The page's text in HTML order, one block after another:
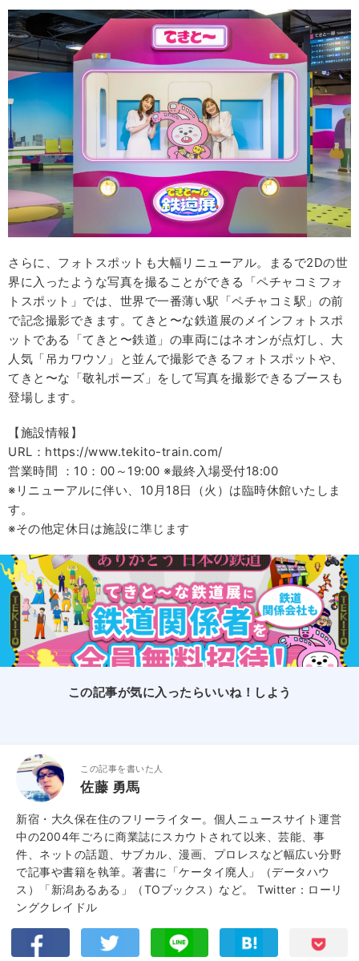
さらに、フォトスポットも大幅リニューアル。まるで2Dの世
界に入ったような写真を撮ることができる「ペチャコミフォ
トスポット」では、世界で一番薄い駅「ペチャコミ駅」の前
で記念撮影できます。てきと〜な鉄道展のメインフォトスポ
ットである「てきと〜鉄道」の車両にはネオンが点灯し、大
人気「吊カワウソ」と並んで撮影できるフォトスポットや、
てきと〜な「敬礼ポーズ」をして写真を撮影できるブースも
登場します。
【施設情報】
URL：https://www.tekito-train.com/
営業時間 ：10：00～19:00 ※最終入場受付18:00
※リニューアルに伴い、10月18日（火）は臨時休館いたしま
す。
※その他定休日は施設に準じます
この記事が気に入ったらいいね！しよう
この記事を書いた人
佐藤 勇馬
新宿・大久保在住のフリーライター。個人ニュースサイト運営
中の2004年ごろに商業誌にスカウトされて以来、芸能、事
件、ネットの話題、サブカル、漫画、プロレスなど幅広い分野
で記事や書籍を執筆。著書に「ケータイ廃人」（データハウ
ス）「新潟あるある」（TOブックス）など。 Twitter：ローリ
ングクレイドル